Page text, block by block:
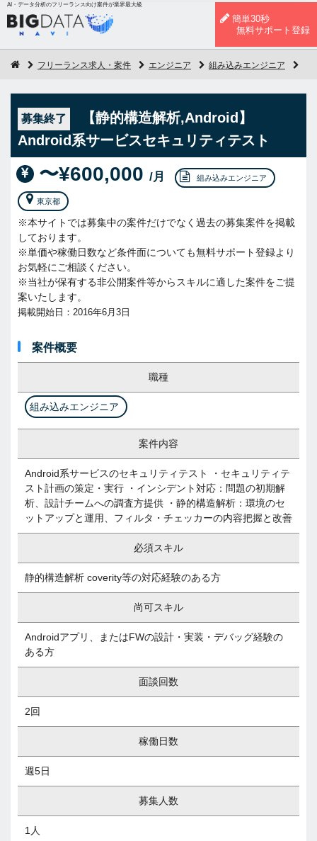
AI・データ分析のフリーランス向け案件が業界最大級
簡単30秒
無料サポート登録
フリーランス求人・案件 エンジニア 組み込みエンジニア
募集終了
【静的構造解析,Android】
Android系サービスセキュリティテスト
〜¥600,000 /月 組み込みエンジニア
東京都
※本サイトでは募集中の案件だけでなく過去の募集案件を掲載
しております。
※単価や稼働日数など条件面についても無料サポート登録より
お気軽にご相談ください。
※当社が保有する非公開案件等からスキルに適した案件をご提
案いたします。
掲載開始日：2016年6月3日
案件概要
職種
組み込みエンジニア
案件内容
Android系サービスのセキュリティテスト ・セキュリティテ
スト計画の策定・実行 ・インシデント対応：問題の初期解
析、設計チームへの調査方提供 ・静的構造解析：環境のセ
ットアップと運用、フィルタ・チェッカーの内容把握と改善
必須スキル
静的構造解析 coverity等の対応経験のある方
尚可スキル
Androidアプリ、またはFWの設計・実装・デバッグ経験の
ある方
面談回数
2回
稼働日数
週5日
募集人数
1人